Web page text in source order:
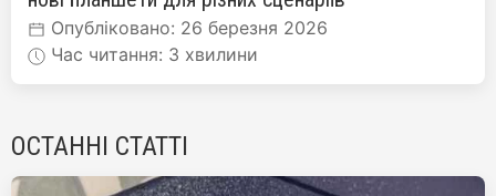
Опубліковано: 26 березня 2026
Час читання: 3 хвилини
ОСТАННІ СТАТТІ